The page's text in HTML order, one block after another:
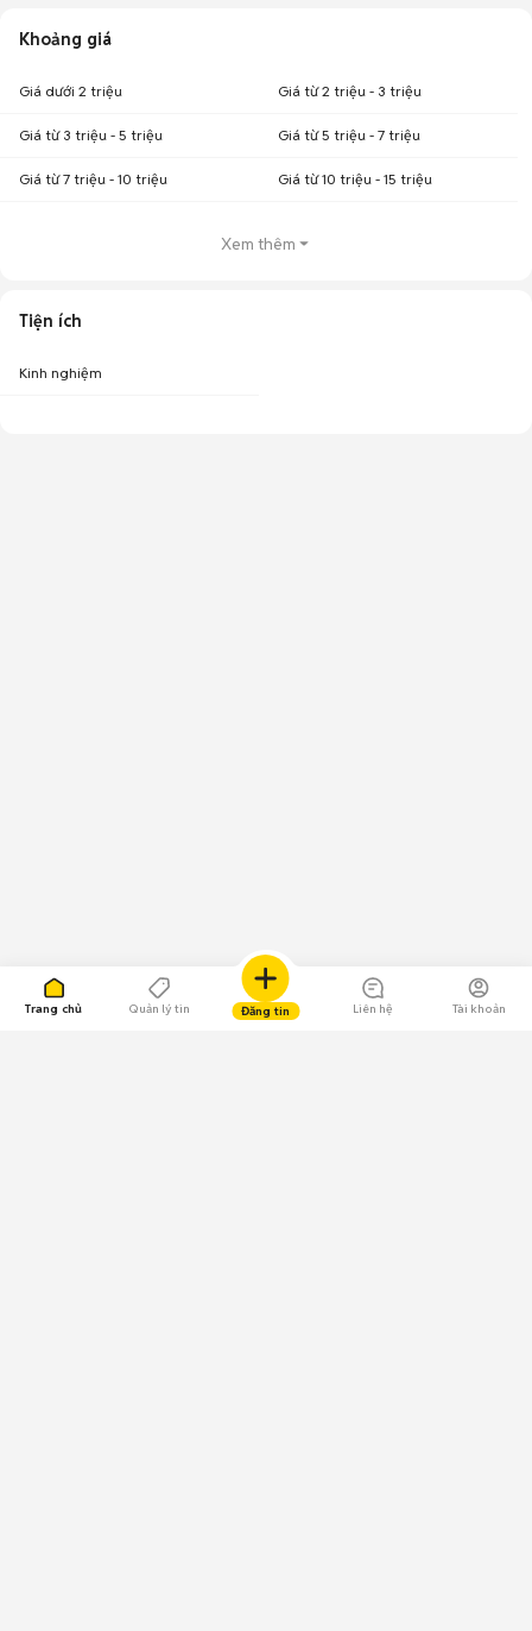
Trang chủ Quản lý tin Đăng tin Liên hệ Tài khoản
Khoảng giá
Giá dưới 2 triệu Giá từ 2 triệu - 3 triệu
Giá từ 3 triệu - 5 triệu Giá từ 5 triệu - 7 triệu
Giá từ 7 triệu - 10 triệu Giá từ 10 triệu - 15 triệu
Xem thêm
Tiện ích
Kinh nghiệm